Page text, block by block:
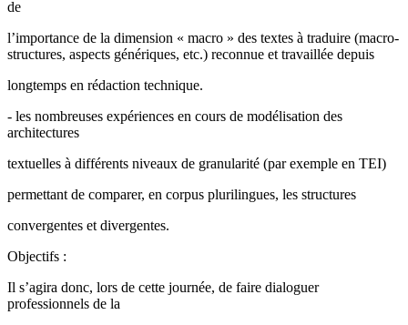
de
l’importance de la dimension « macro » des textes à traduire (macro-
structures, aspects génériques, etc.) reconnue et travaillée depuis
longtemps en rédaction technique.
- les nombreuses expériences en cours de modélisation des
architectures
textuelles à différents niveaux de granularité (par exemple en TEI)
permettant de comparer, en corpus plurilingues, les structures
convergentes et divergentes.
Objectifs :
Il s’agira donc, lors de cette journée, de faire dialoguer
professionnels de la